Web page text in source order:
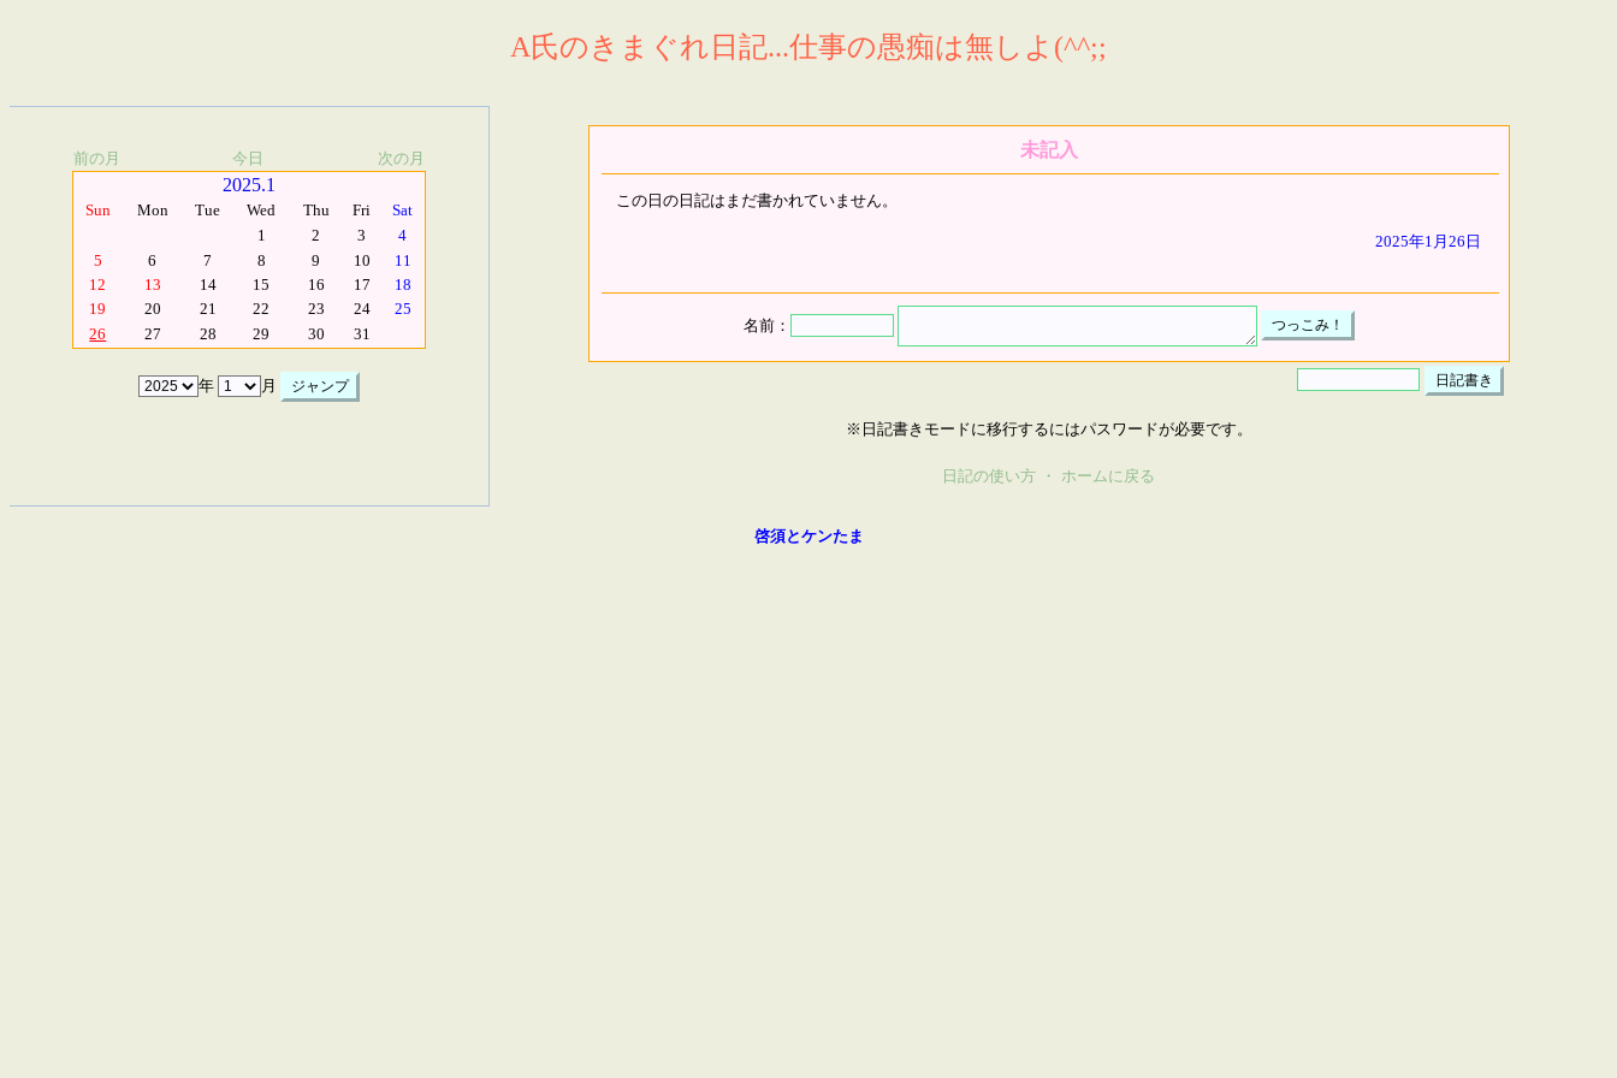
A氏のきまぐれ日記...仕事の愚痴は無しよ(^^;;
前の月 今日 次の月
2025.1
Sun Mon Tue Wed Thu Fri
Sat
1
2 3
4
5
6 7 8 9 10
11
12
13 14 15 16 17
18
19
20 21 22 23 24
25
26
27 28 29 30 31
年 月
未記入
この日の日記はまだ書かれていません。
2025年1月26日
名前：
※日記書きモードに移行するにはパスワードが必要です。
日記の使い方 ・ ホームに戻る
啓須とケンたま